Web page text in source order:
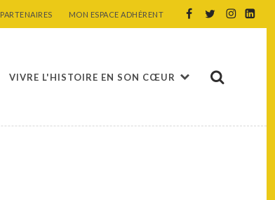
PARTENAIRES MON ESPACE ADHÉRENT
VIVRE L'HISTOIRE EN SON CŒUR